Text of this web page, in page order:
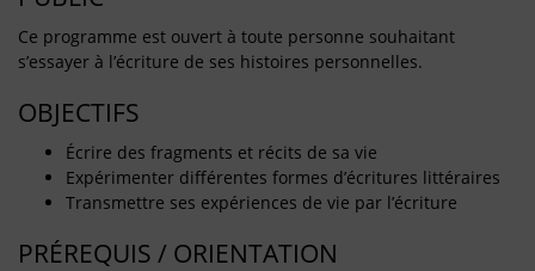
Ce programme est ouvert à toute personne souhaitant
s’essayer à l’écriture de ses histoires personnelles.
OBJECTIFS
Écrire des fragments et récits de sa vie
Expérimenter différentes formes d’écritures littéraires
Transmettre ses expériences de vie par l’écriture
PRÉREQUIS / ORIENTATION